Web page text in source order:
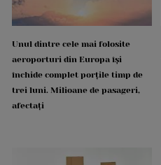
Unul dintre cele mai folosite
aeroporturi din Europa își
închide complet porțile timp de
trei luni. Milioane de pasageri,
afectați